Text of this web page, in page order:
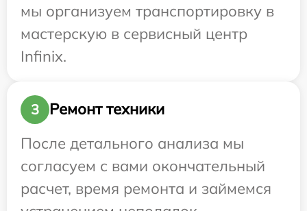
мы организуем транспортировку в
мастерскую в сервисный центр
Infinix.
3
Ремонт техники
После детального анализа мы
согласуем с вами окончательный
расчет, время ремонта и займемся